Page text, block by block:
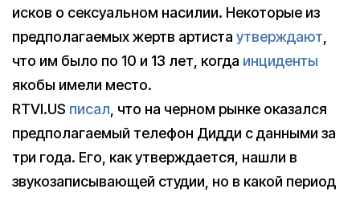
исков о сексуальном насилии. Некоторые из
предполагаемых жертв артиста утверждают,
что им было по 10 и 13 лет, когда инциденты
якобы имели место.
RTVI.US писал, что на черном рынке оказался
предполагаемый телефон Дидди с данными за
три года. Его, как утверждается, нашли в
звукозаписывающей студии, но в какой период